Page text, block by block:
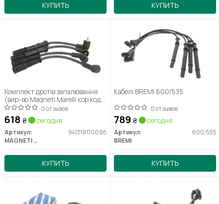
КУПИТЬ КУПИТЬ
Комплект дротів запалювання
(вир-во Magneti Marelli кор.код.
MSQ0098) 0 отзывов
618 ₴ сегодня
Артикул:
941319170098
MAGNETI MARELLI
КУПИТЬ
Кабелі BREMI 600/535
0 отзывов
789 ₴ сегодня
Артикул:
600/535
BREMI
КУПИТЬ